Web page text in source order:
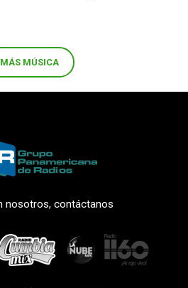
MÁS MÚSICA
nosotros, contáctanos